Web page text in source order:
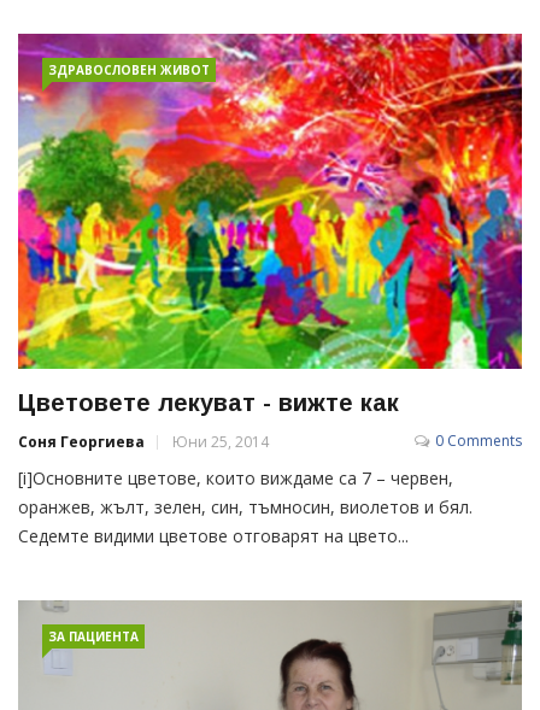
ЗДРАВОСЛОВЕН ЖИВОТ
Цветовете лекуват - вижте как
Соня Георгиева Юни 25, 2014 0 Comments
[i]Основните цветове, които виждаме са 7 – червен,
оранжев, жълт, зелен, син, тъмносин, виолетов и бял.
Седемте видими цветове отговарят на цвето...
ЗА ПАЦИЕНТА